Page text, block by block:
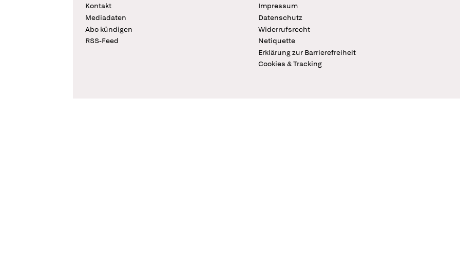
Kontakt
Mediadaten
Abo kündigen
RSS-Feed
Impressum
Datenschutz
Widerrufsrecht
Netiquette
Erklärung zur Barrierefreiheit
Cookies & Tracking